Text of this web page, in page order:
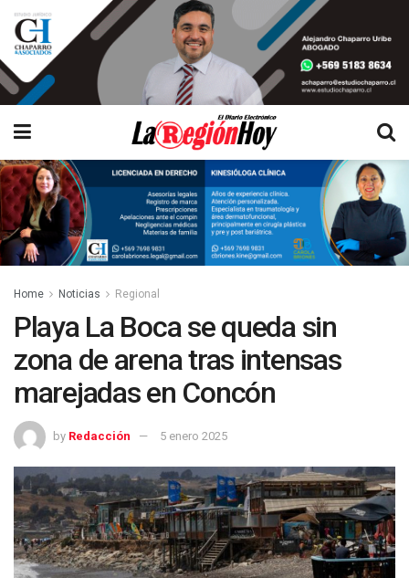
Home Noticias Regional
Playa La Boca se queda sin
zona de arena tras intensas
marejadas en Concón
by Redacción 5 enero 2025